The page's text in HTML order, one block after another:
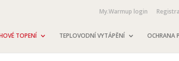
My.Warmup login
TOPENÍ TEPLOVODNÍ VYTÁPĚNÍ OCHRANA